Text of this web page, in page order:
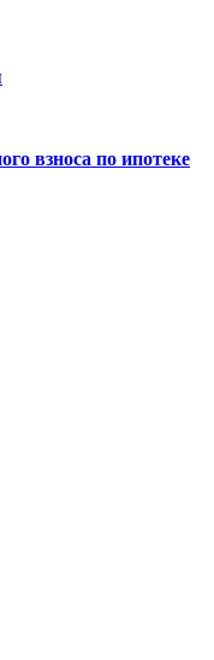
взноса по ипотеке